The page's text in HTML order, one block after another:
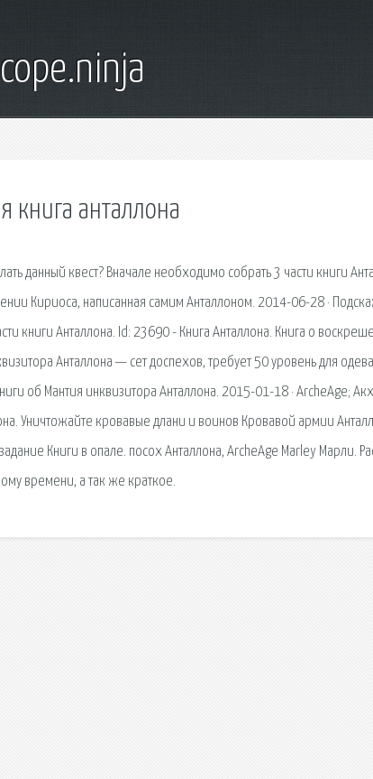
книга анталлона
данный квест? Вначале необходимо собрать 3 части книги
Кириоса, написанная самим Анталлоном. 2014-06-28 ·
книги Анталлона. Id: 23690 - Книга Анталлона. Книга о
Анталлона — сет доспехов, требует 50 уровень для
об Мантия инквизитора Анталлона. 2015-01-18 · ArcheAge;
Уничтожайте кровавые длани и воинов Кровавой армии
Книги в опале. посох Анталлона, ArcheAge Marley Марли.
времени, а так же краткое.